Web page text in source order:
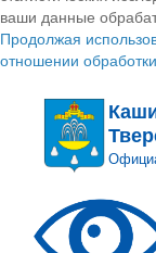
ваши данные
Продолжая
отношении